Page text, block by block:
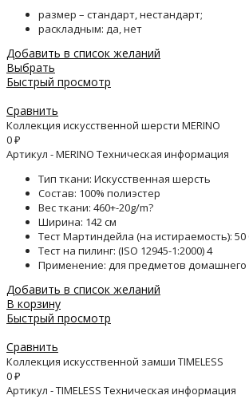
размер – стандарт, нестандарт;
раскладным: да, нет
Добавить в список желаний
Выбрать
Быстрый просмотр
Сравнить
Коллекция искусственной шерсти MERINO
0₽
Артикул - MERINO Техническая информация
Тип ткани: Искусственная шерсть
Состав: 100% полиэстер
Вес ткани: 460+-20g/m?
Ширина: 142 см
Тест Мартиндейла (на истираемость): 50
Тест на пилинг: (ISO 12945-1:2000) 4
Применение: для предметов домашнего
Добавить в список желаний
В корзину
Быстрый просмотр
Сравнить
Коллекция искусственной замши TIMELESS
0₽
Артикул - TIMELESS Техническая информация